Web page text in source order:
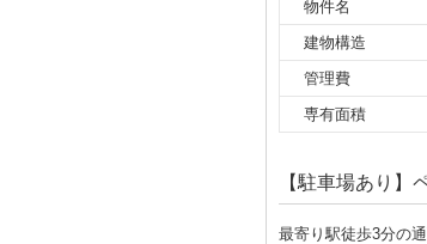
物件名
建物構造
管理費
専有面積
【駐車場あり
最寄り駅徒歩3分の